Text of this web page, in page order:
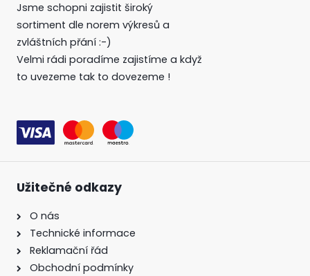
Jsme schopni zajistit široký
sortiment dle norem výkresů a
zvláštních přání :-)
Velmi rádi poradíme zajistíme a když
to uvezeme tak to dovezeme !
Užitečné odkazy
O nás
Technické informace
Reklamační řád
Obchodní podmínky